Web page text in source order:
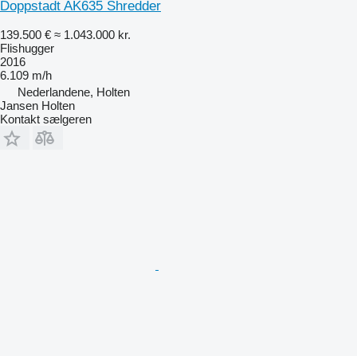
Doppstadt AK635 Shredder
139.500 € ≈ 1.043.000 kr.
Flishugger
2016
6.109 m/h
Nederlandene, Holten
Jansen Holten
Kontakt sælgeren